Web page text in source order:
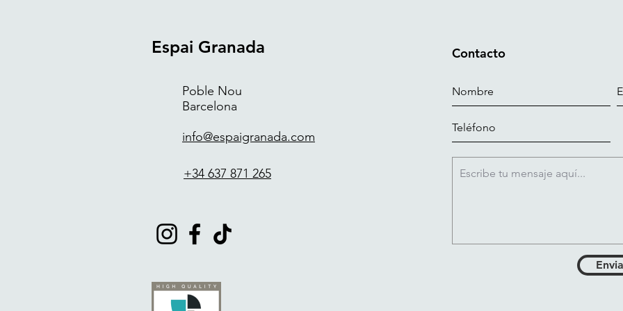
Espai Granada
Poble Nou
Barcelona
info@espaigranada.com
+34 637 871 265
Contacto